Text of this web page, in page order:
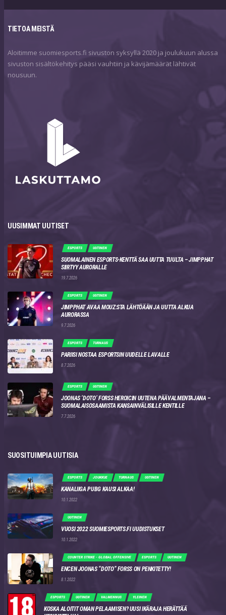
TIETOA MEISTÄ
Aloitimme suomiesports.fi sivuston syksyllä 2020 ja joulukuun alussa
sivuston sisältökehitys pääsi vauhtiin ja kävijämäärät lähtivät
nousuun.
UUSIMMAT UUTISET
ESPORTS UUTINEN
SUOMALAINEN ESPORTS-KENTTÄ SAA UUTTA TUULTA – JIMPPHAT
SIIRTYY AURORALLE
19.7.2026
ESPORTS UUTINEN
JIMPPHAT AVAA MOUZ:STA LÄHTÖÄÄN JA UUTTA ALKUA
AURORASSA
9.7.2026
ESPORTS TURNAUS
PARIISI NOSTAA ESPORTSIN UUDELLE LAVALLE
8.7.2026
ESPORTS UUTINEN
JOONAS ‘DOTO’ FORSS HEROICIN UUTENA PÄÄVALMENTAJANA –
SUOMALAISOSAAMISTA KANSAINVÄLISILLE KENTILLE
7.7.2026
SUOSITUIMPIA UUTISIA
ESPORTS JOUKKUE TURNAUS UUTINEN
KANALIIGA PUBG KAUSI ALKAA!
10.1.2022
UUTINEN
VUOSI 2022 SUOMIESPORTS.FI UUDISTUKSET
10.1.2022
COUNTER STRIKE - GLOBAL OFFENSIVE ESPORTS UUTINEN
ENCEN JOONAS “DOTO” FORSS ON PENKITETTY!
8.1.2022
ESPORTS UUTINEN VALMENNUS YLEINEN
KOSKA ALOITIT OMAN PELAAMISEN? UUSI IKÄRAJA HERÄTTÄÄ